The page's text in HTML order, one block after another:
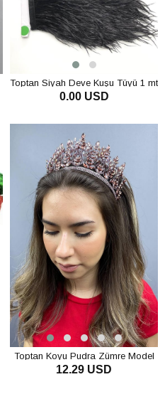
Toptan Siyah Deve Kuşu Tüyü 1 mt
0.00 USD
Toptan Koyu Pudra Zümre Model
Gelin Kına Tacı
12.29 USD